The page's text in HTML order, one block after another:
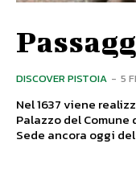
DISCOVER PISTOIA - 5
Nel 1637 viene
Palazzo del
Sede ancora oggi